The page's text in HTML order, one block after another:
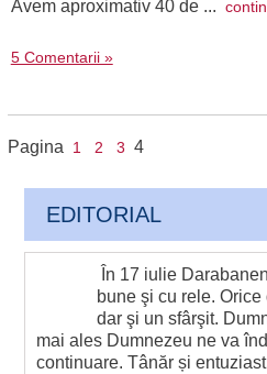
Avem aproximativ 40 de ...
5 Comentarii »
Pagina 1 2 3 4
EDITORIAL
În 17 iulie
bune şi cu rele.
dar şi un sfârşit.
mai ales Dumnezeu ne va
continuare. Tânăr și